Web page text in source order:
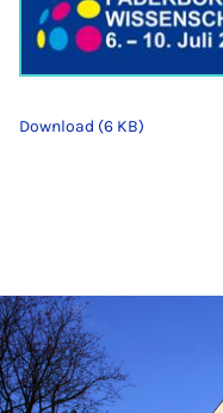
Download (6 KB)